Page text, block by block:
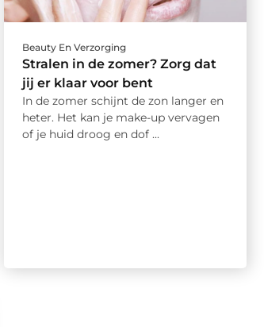
Beauty En Verzorging
Stralen in de zomer? Zorg dat
jij er klaar voor bent
In de zomer schijnt de zon langer en
heter. Het kan je make-up vervagen
of je huid droog en dof ...